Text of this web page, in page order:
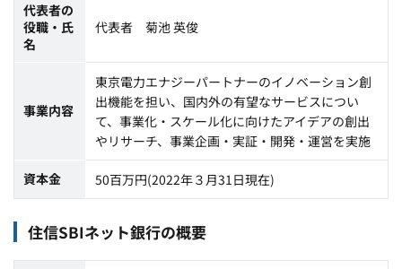
代表者の
役職・氏
名
代表者 菊池 英俊
事業内容
東京電力エナジーパートナーのイノベーション創
出機能を担い、国内外の有望なサービスについ
て、事業化・スケール化に向けたアイデアの創出
やリサーチ、事業企画・実証・開発・運営を実施
資本金 50百万円(2022年３月31日現在)
住信SBIネット銀行の概要